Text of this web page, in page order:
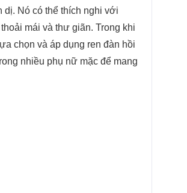
Nó có thể thích nghi với
mái và thư giãn. Trong khi
chọn và áp dụng ren đàn hồi
nhiều phụ nữ mặc để mang